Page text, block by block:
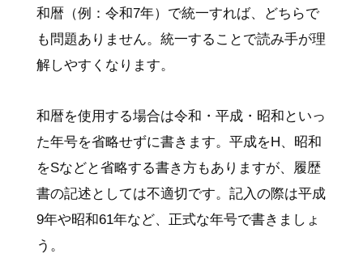
和暦（例：令和7年）で統一すれば、どちらで
も問題ありません。統一することで読み手が理
解しやすくなります。
和暦を使用する場合は令和・平成・昭和といっ
た年号を省略せずに書きます。平成をH、昭和
をSなどと省略する書き方もありますが、履歴
書の記述としては不適切です。記入の際は平成
9年や昭和61年など、正式な年号で書きましょ
う。